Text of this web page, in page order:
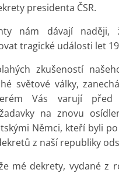
presidenta ČSR.
nám dávají
tragické události let
zkušeností
světové války,
Vás varují před
na znovu
Němci, kteří byli
z naší republiky
mé dekrety, vydané z